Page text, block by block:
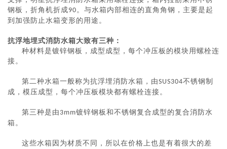
钢板，折角机折成90。与水箱内部相连的直角角钢，主要是起
到加强防止水箱变形的用途。
抗浮地埋式消防水箱大致有三种：
种材料是镀锌钢板，成型成型，每个冲压板的模块用螺栓连
接。
第二种水箱一般称为抗浮埋消防水箱，由SUS304不锈钢制
成，模压成型，每个冲压板模块都有螺栓连接。
第三种是由 3mm镀锌钢板和不锈钢复合成型的复合消防水
箱。
这些水箱因为材质不同，所以在价格上也是有着很大的差